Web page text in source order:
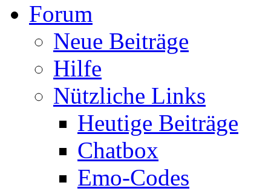
Forum
Neue Beiträge
Hilfe
Nützliche Links
Heutige Beiträge
Chatbox
Emo-Codes